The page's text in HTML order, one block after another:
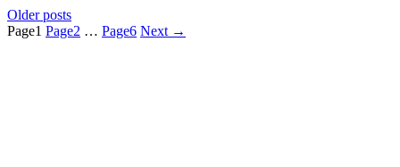
Older posts
Page1 Page2 … Page6 Next →